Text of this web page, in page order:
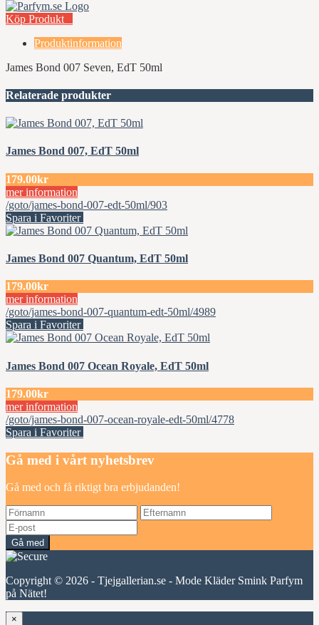
Köp Produkt
Produktinformation
James Bond 007 Seven, EdT 50ml
Relaterade produkter
James Bond 007, EdT 50ml
179.00kr
mer information
/goto/james-bond-007-edt-50ml/903
Spara i Favoriter
James Bond 007 Quantum, EdT 50ml
179.00kr
mer information
/goto/james-bond-007-quantum-edt-50ml/4989
Spara i Favoriter
James Bond 007 Ocean Royale, EdT 50ml
179.00kr
mer information
/goto/james-bond-007-ocean-royale-edt-50ml/4778
Spara i Favoriter
Gå med i vårt nyhetsbrev
Gå med och få riktigt bra erbjudanden!
Gå med
Copyright © 2026 - Tjejgallerian.se - Mode Kläder Smink Parfym
på Nätet!
×